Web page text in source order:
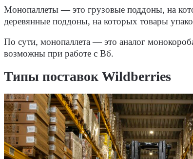
Монопаллеты — это грузовые поддоны, на
деревянные поддоны, на которых товары
По сути, монопаллета — это аналог
возможны при работе с Вб.
Типы поставок Wildberries